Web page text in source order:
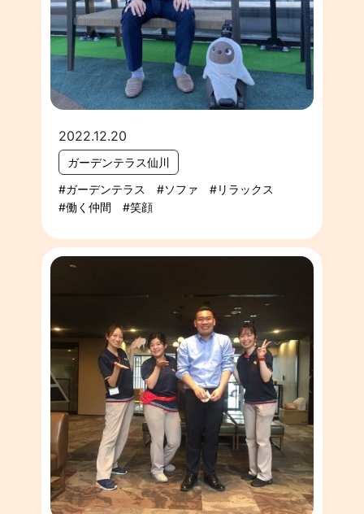
2022.12.20
ガーデンテラス仙川
ガーデンテラス
ソファ
リラックス
働く仲間
笑顔